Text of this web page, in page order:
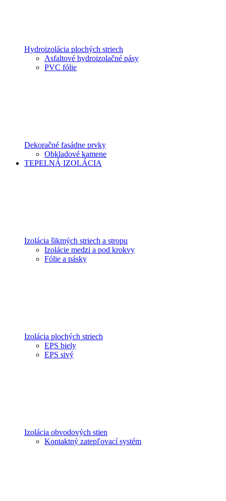
Hydroizolácia plochých striech
Asfaltové hydroizolačné pásy
PVC fólie
Dekoračné fasádne prvky
Obkladové kamene
TEPELNÁ IZOLÁCIA
Izolácia šikmých striech a stropu
Izolácie medzi a pod krokvy
Fólie a pásky
Izolácia plochých striech
EPS biely
EPS sivý
Izolácia obvodových stien
Kontaktný zatepľovací systém